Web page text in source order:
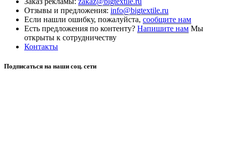
Отзывы и предложения: info@bigtextile.ru
Если нашли ошибку, пожалуйста, сообщите нам
Есть предложения по контенту? Напишите нам Мы
открыты к сотрудничеству
Контакты
Подписаться на наши соц. сети